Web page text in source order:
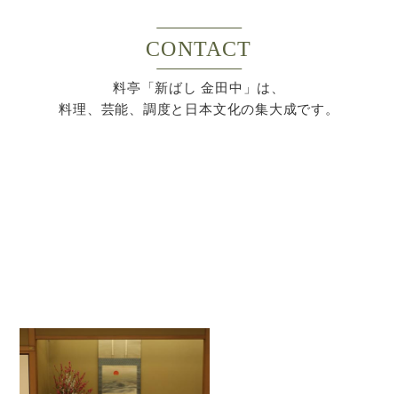
CONTACT
料亭「新ばし 金田中」は、
料理、芸能、調度と日本文化の集大成です。